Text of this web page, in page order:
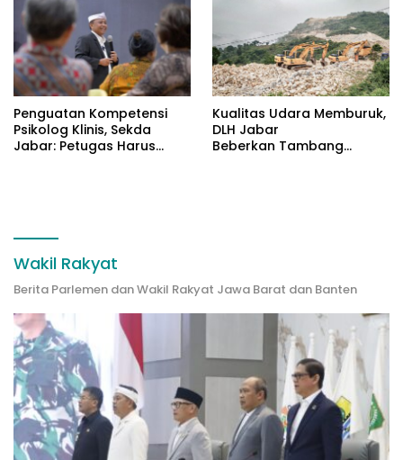
Penguatan Kompetensi
Psikolog Klinis, Sekda
Jabar: Petugas Harus
Kualitas Udara Memburuk,
DLH Jabar
Beberkan Tambang
Wakil Rakyat
Berita Parlemen dan Wakil Rakyat Jawa Barat dan Banten